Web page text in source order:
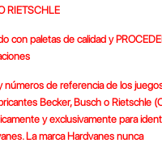
RIETSCHLE
con paletas de calidad y
de referencia de los
Becker, Busch o Rietschle
y exclusivamente para
La marca Hardvanes nunca